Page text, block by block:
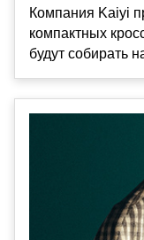
Компания Kaiyi
компактных
будут собирать